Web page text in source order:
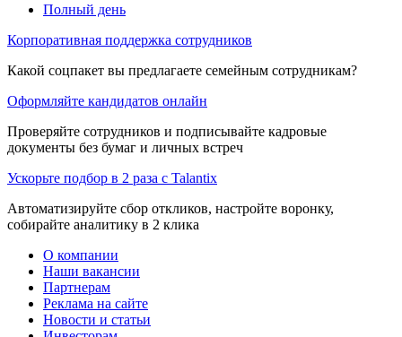
Полный день
Корпоративная поддержка сотрудников
Какой соцпакет вы предлагаете семейным сотрудникам?
Оформляйте кандидатов онлайн
Проверяйте сотрудников и подписывайте кадровые
документы без бумаг и личных встреч
Ускорьте подбор в 2 раза с Talantix
Автоматизируйте сбор откликов, настройте воронку,
собирайте аналитику в 2 клика
О компании
Наши вакансии
Партнерам
Реклама на сайте
Новости и статьи